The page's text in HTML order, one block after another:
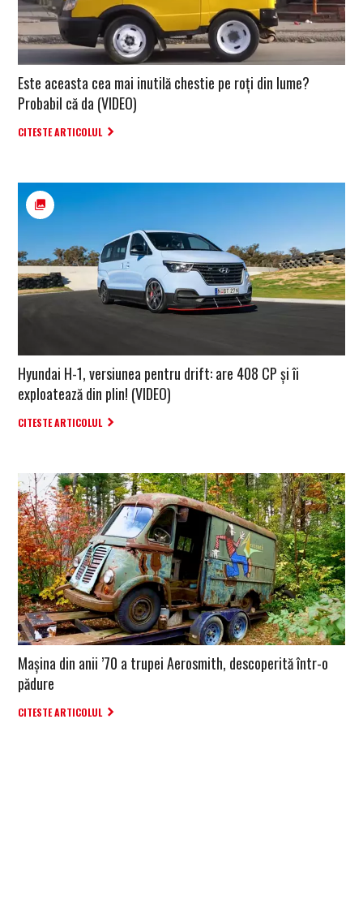
Este aceasta cea mai inutilă chestie pe roți din lume?
Probabil că da (VIDEO)
CITESTE ARTICOLUL
Hyundai H-1, versiunea pentru drift: are 408 CP și îi
exploatează din plin! (VIDEO)
CITESTE ARTICOLUL
Mașina din anii ’70 a trupei Aerosmith, descoperită într-o
pădure
CITESTE ARTICOLUL